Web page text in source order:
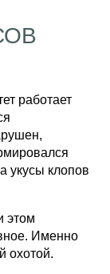
работает
укусы клопов
этом
Именно
охотой.